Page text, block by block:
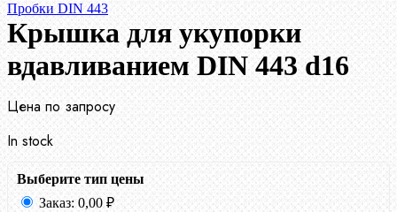
Пробки DIN 443
Крышка для укупорки
вдавливанием DIN 443 d16
Цена по запросу
In stock
Выберите тип цены
Заказ: 0,00 ₽